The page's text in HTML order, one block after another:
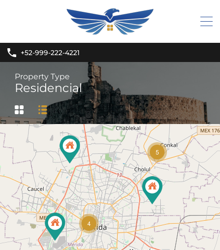
+52-999-222-4221
Property Type
Residencial
4
5